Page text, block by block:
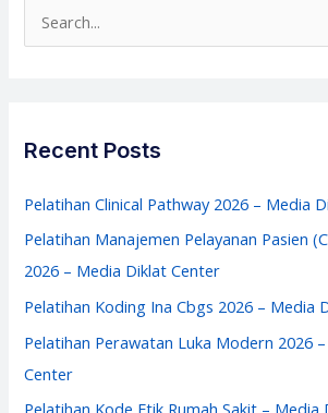
Kerja
Rumah
Diklat
e
f
o
r
Recent Posts
Pelatihan Clinical Pathway 2026 – Media
Pelatihan Manajemen Pelayanan Pasien
2026 – Media Diklat Center
Pelatihan Koding Ina Cbgs 2026 – Media
Pelatihan Perawatan Luka Modern 2026
Center